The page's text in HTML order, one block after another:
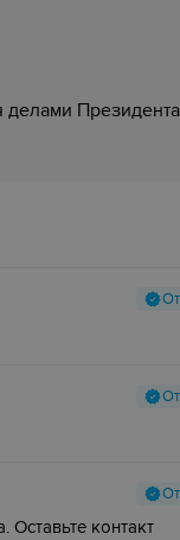
делами Президента
контакт